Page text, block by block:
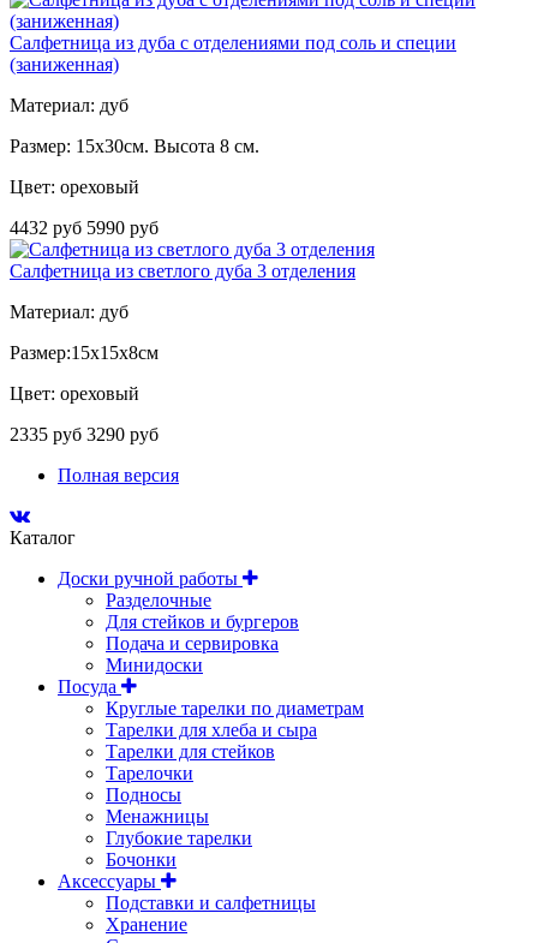
Салфетница из дуба с отделениями под соль и специи
(заниженная)
Материал: дуб
Размер: 15х30см. Высота 8 см.
Цвет: ореховый
4432 руб 5990 руб
Салфетница из светлого дуба 3 отделения
Материал: дуб
Размер:15х15х8см
Цвет: ореховый
2335 руб 3290 руб
Полная версия
Каталог
Доски ручной работы
Разделочные
Для стейков и бургеров
Подача и сервировка
Минидоски
Посуда
Круглые тарелки по диаметрам
Тарелки для хлеба и сыра
Тарелки для стейков
Тарелочки
Подносы
Менажницы
Глубокие тарелки
Бочонки
Аксессуары
Подставки и салфетницы
Хранение